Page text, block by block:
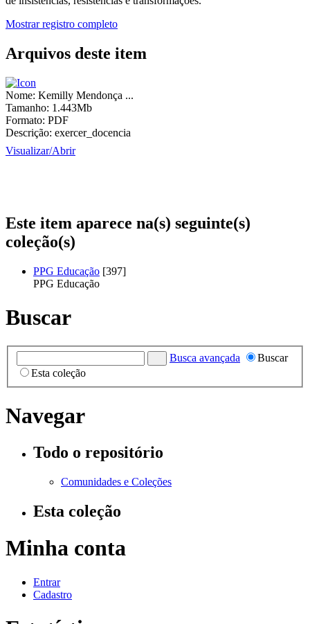
Mostrar registro completo
Arquivos deste item
Nome: Kemilly Mendonça ...
Tamanho: 1.443Mb
Formato: PDF
Descrição: exercer_docencia
Visualizar/Abrir
Este item aparece na(s) seguinte(s)
coleção(s)
PPG Educação [397]
PPG Educação
Buscar
Busca avançada
Buscar
Esta coleção
Navegar
Todo o repositório
Comunidades e Coleções
Esta coleção
Minha conta
Entrar
Cadastro